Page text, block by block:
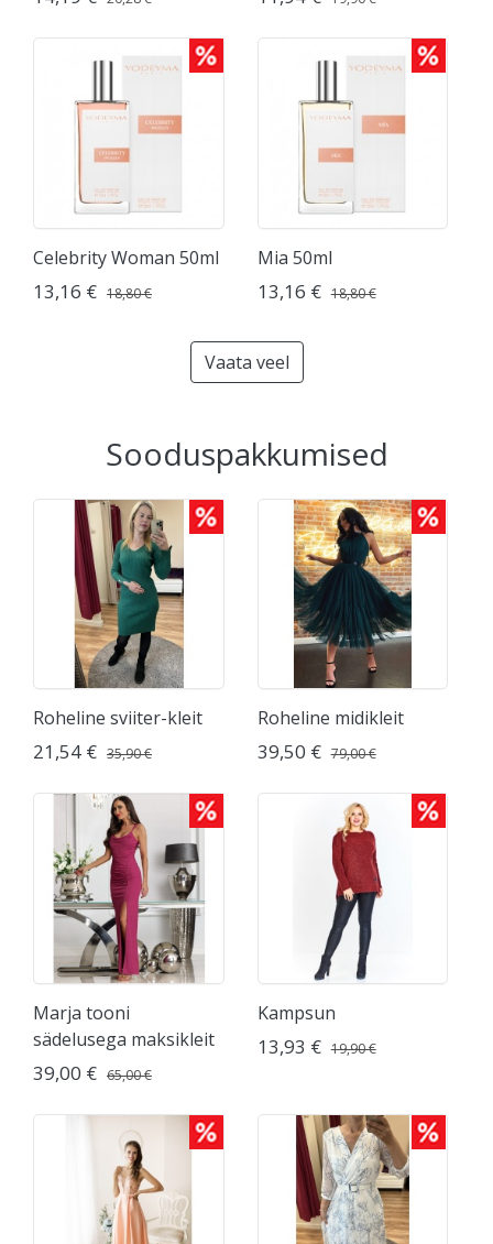
Celebrity Woman 50ml
13,16 € 18,80 €
Mia 50ml
13,16 € 18,80 €
Vaata veel
Sooduspakkumised
Roheline sviiter-kleit
21,54 € 35,90 €
Roheline midikleit
39,50 € 79,00 €
Marja tooni
sädelusega maksikleit
39,00 € 65,00 €
Kampsun
13,93 € 19,90 €